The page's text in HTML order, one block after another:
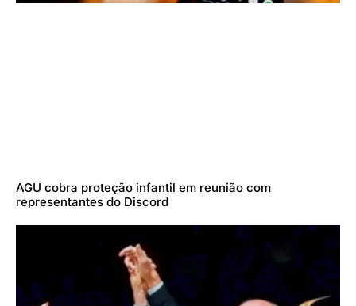
AGU cobra proteção infantil em reunião com
representantes do Discord